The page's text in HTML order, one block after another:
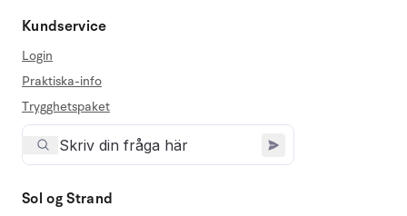
Kundservice
Login
Praktiska-info
Trygghetspaket
Sol og Strand